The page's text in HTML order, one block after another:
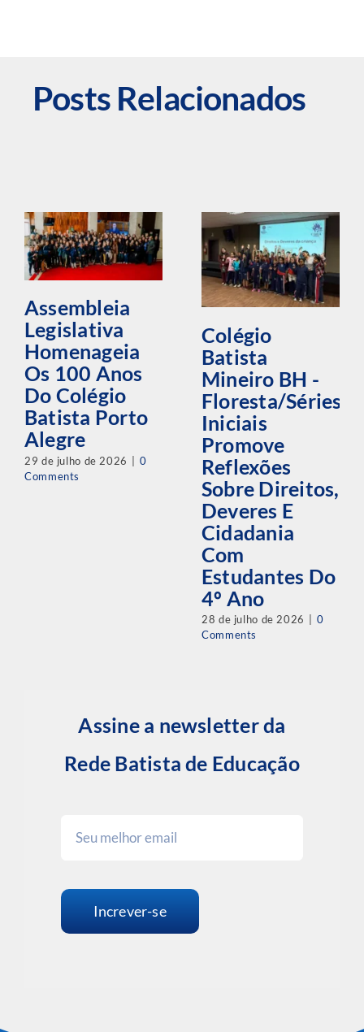
Posts Relacionados
Assembleia
Legislativa
Homenageia
Os 100 Anos
Do Colégio
Batista Porto
Alegre
29 de julho de 2026
0
Comments
Colégio
Batista
Mineiro BH -
Floresta/Séries
Iniciais
Promove
Reflexões
Sobre Direitos,
Deveres E
Cidadania
Com
Estudantes Do
4º Ano
28 de julho de 2026
0
Comments
Assine a newsletter da
Rede Batista de Educação
Increver-se